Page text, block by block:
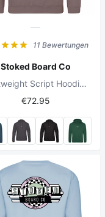
11 Bewertungen
Stoked Board Co
Lightweight Script Hoodie Mocha Brown
€72.95